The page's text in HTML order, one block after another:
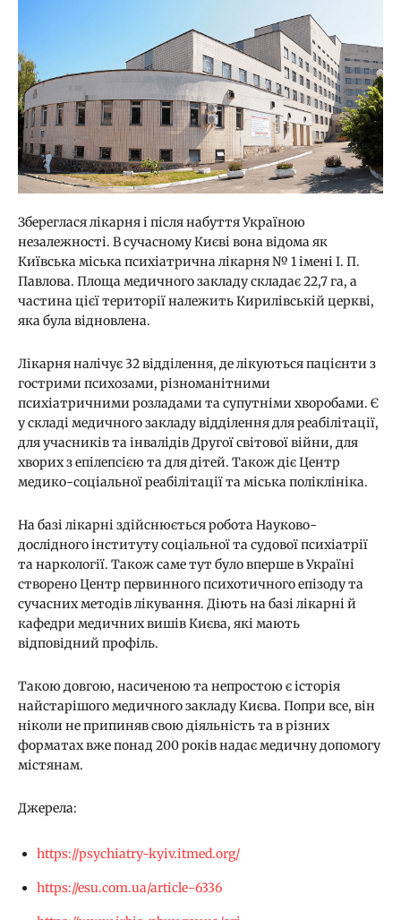
Збереглася лікарня і після набуття Україною
незалежності. В сучасному Києві вона відома як
Київська міська психіатрична лікарня № 1 імені І. П.
Павлова. Площа медичного закладу складає 22,7 га, а
частина цієї території належить Кирилівській церкві,
яка була відновлена.
Лікарня налічує 32 відділення, де лікуються пацієнти з
гострими психозами, різноманітними
психіатричними розладами та супутніми хворобами. Є
у складі медичного закладу відділення для реабілітації,
для учасників та інвалідів Другої світової війни, для
хворих з епілепсією та для дітей. Також діє Центр
медико-соціальної реабілітації та міська поліклініка.
На базі лікарні здійснюється робота Науково-
дослідного інституту соціальної та судової психіатрії
та наркології. Також саме тут було вперше в Україні
створено Центр первинного психотичного епізоду та
сучасних методів лікування. Діють на базі лікарні й
кафедри медичних вишів Києва, які мають
відповідний профіль.
Такою довгою, насиченою та непростою є історія
найстарішого медичного закладу Києва. Попри все, він
ніколи не припиняв свою діяльність та в різних
форматах вже понад 200 років надає медичну допомогу
містянам.
Джерела:
https://psychiatry-kyiv.itmed.org/
https://esu.com.ua/article-6336